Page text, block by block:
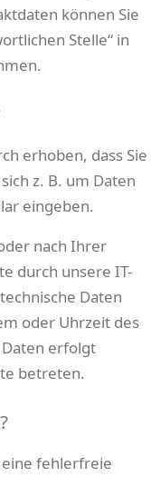
können Sie
Stelle“ in
erhoben, dass Sie
z. B. um Daten
eingeben.
nach Ihrer
durch unsere IT-
Daten
oder Uhrzeit des
erfolgt
betreten.
eine fehlerfreie